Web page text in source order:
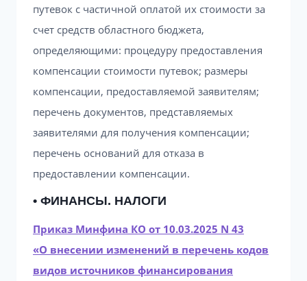
путевок с частичной оплатой их стоимости за
счет средств областного бюджета,
определяющими: процедуру предоставления
компенсации стоимости путевок; размеры
компенсации, предоставляемой заявителям;
перечень документов, представляемых
заявителями для получения компенсации;
перечень оснований для отказа в
предоставлении компенсации.
• ФИНАНСЫ. НАЛОГИ
Приказ Минфина КО от 10.03.2025 N 43
«О внесении изменений в перечень кодов
видов источников финансирования